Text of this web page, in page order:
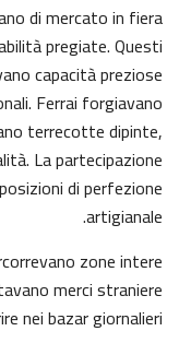
di mercato in fiera
pregiate. Questi
capacità preziose
Ferrai forgiavano
terrecotte dipinte,
La partecipazione
di perfezione
artigianale.
zone intere
merci straniere
nei bazar giornalieri: